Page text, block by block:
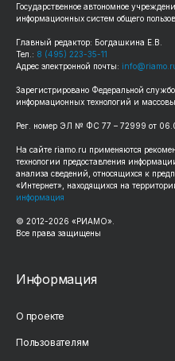
Государственное автономное
информационных систем общего
Главный редактор: Богдашкина Е.В.
Тел.: 8 (495) 223-35-11
Адрес электронной почты:
Зарегистрировано Федеральной
информационных технологий и
Рег. номер ЭЛ № ФС 77 – 72999 от
На сайте riamo.ru применяются
технологии предоставления
анализа сведений, относящихся к
«Интернет», находящихся на
информация
© 2012-2026 «РИАМО».
Все права защищены
Информация
О проекте
Пользователям